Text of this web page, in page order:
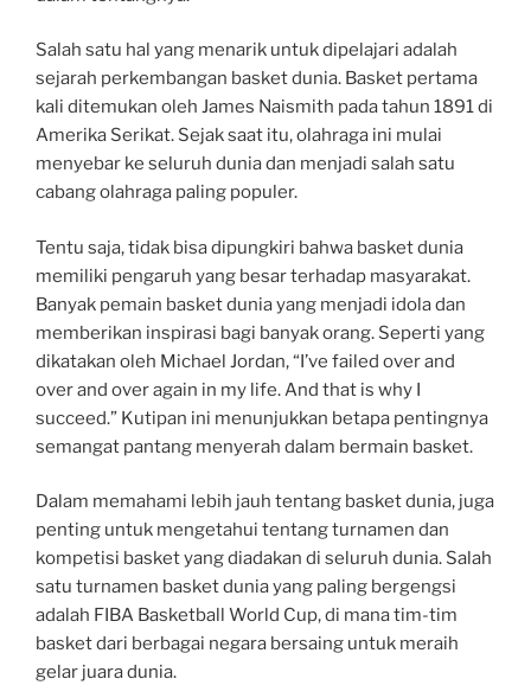
Salah satu hal yang menarik untuk dipelajari adalah
sejarah perkembangan basket dunia. Basket pertama
kali ditemukan oleh James Naismith pada tahun 1891 di
Amerika Serikat. Sejak saat itu, olahraga ini mulai
menyebar ke seluruh dunia dan menjadi salah satu
cabang olahraga paling populer.
Tentu saja, tidak bisa dipungkiri bahwa basket dunia
memiliki pengaruh yang besar terhadap masyarakat.
Banyak pemain basket dunia yang menjadi idola dan
memberikan inspirasi bagi banyak orang. Seperti yang
dikatakan oleh Michael Jordan, “I’ve failed over and
over and over again in my life. And that is why I
succeed.” Kutipan ini menunjukkan betapa pentingnya
semangat pantang menyerah dalam bermain basket.
Dalam memahami lebih jauh tentang basket dunia, juga
penting untuk mengetahui tentang turnamen dan
kompetisi basket yang diadakan di seluruh dunia. Salah
satu turnamen basket dunia yang paling bergengsi
adalah FIBA Basketball World Cup, di mana tim-tim
basket dari berbagai negara bersaing untuk meraih
gelar juara dunia.